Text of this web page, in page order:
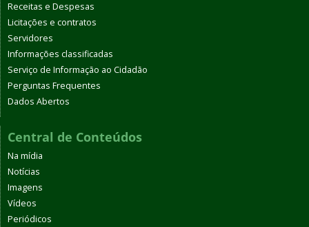
Receitas e Despesas
Licitações e contratos
Servidores
Informações classificadas
Serviço de Informação ao Cidadão
Perguntas Frequentes
Dados Abertos
Central de Conteúdos
Na mídia
Notícias
Imagens
Vídeos
Periódicos